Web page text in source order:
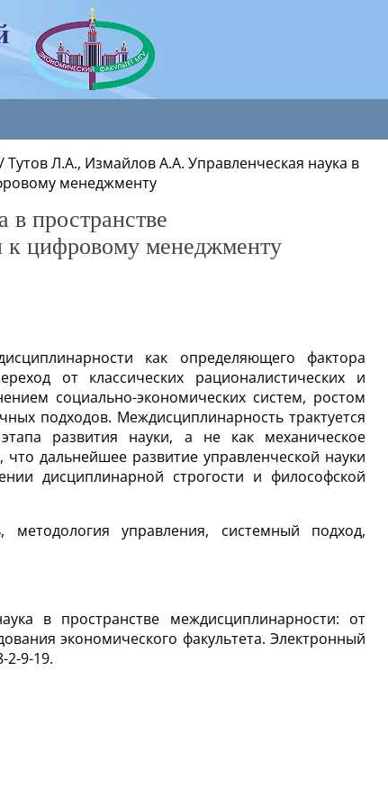
/Тутов Л.А., Измайлов А.А. Управленческая наука в
менеджменту
пространстве
к цифровому менеджменту
как определяющего фактора
от классических рационалистических и
социально-экономических систем, ростом
подходов. Междисциплинарность трактуется
развития науки, а не как механическое
дальнейшее развитие управленческой науки
дисциплинарной строгости и философской
методология управления, системный подход,
в пространстве междисциплинарности: от
экономического факультета. Электронный
2-9-19.